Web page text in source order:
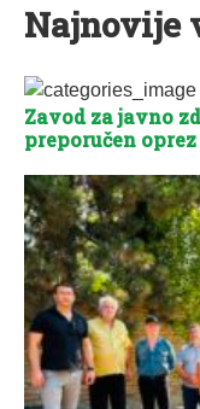
Najnovije
Zavod za javno
preporučen